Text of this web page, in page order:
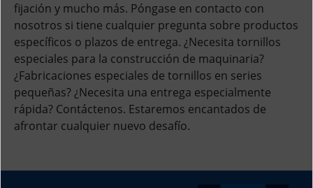
fijación y mucho más. Póngase en contacto con
nosotros si tiene cualquier pregunta sobre productos
específicos o plazos de entrega. ¿Necesita tornillos
especiales para la construcción de maquinaria?
¿Fabricaciones especiales de tornillos en series
pequeñas? ¿Necesita una entrega especialmente
rápida? Contáctenos. Estaremos encantados de
afrontar cualquier nuevo desafío.